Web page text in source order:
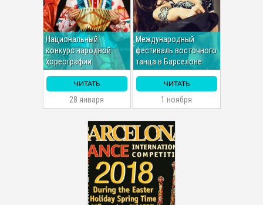
Национальный
конкурс народной
хореографии.
ЧИТАТЬ
28 января
Международный
фестиваль восточного
танца в Барселоне
ЧИТАТЬ
1 ноября